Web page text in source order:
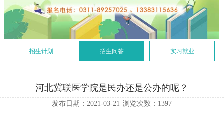
招生计划 招生问答 实习就业
河北冀联医学院是民办还是公办的呢？
发布日期：2021-03-21 浏览次数： 1397